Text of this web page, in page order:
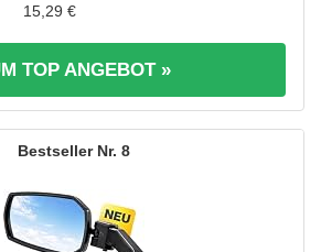
15,29 €
TOP ANGEBOT »
8